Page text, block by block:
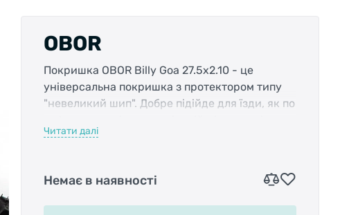
OBOR
Покришка OBOR Billy Goa 27.5x2.10 - це
універсальна покришка з протектором типу
"невеликий шип". Добре підійде для їзди, як по
Технологія SKINWALL дає можливість
Діаметр колеса:27.5 "(584мм)
Читати далі
Немає в наявності